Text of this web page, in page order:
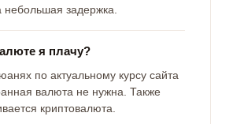
небольшая задержка.
я плачу?
по актуальному курсу сайта
валюта не нужна. Также
криптовалюта.